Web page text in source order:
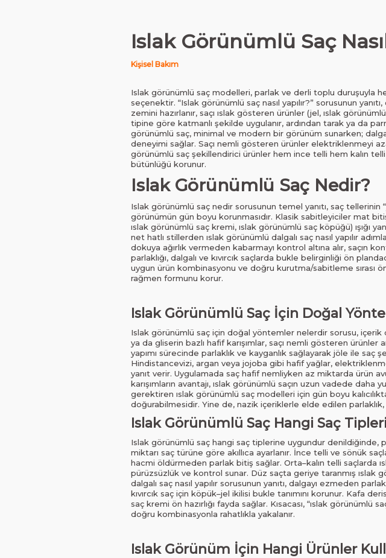
Islak Görünümlü Saç Nasıl
Kişisel Bakım
Islak görünümlü saç modelleri, parlak ve derli toplu duruşuyla
seçenektir. “Islak görünümlü saç nasıl yapılır?” sorusunun
zemini hazırlanır, saçı ıslak gösteren ürünler (jel, ıslak
tipine göre katmanlı şekilde uygulanır, ardından tarak ya da
görünümlü saç, minimal ve modern bir görünüm sunarken;
deneyimi sağlar. Saçı nemli gösteren ürünler elektriklenmeyi
görünümlü saç şekillendirici ürünler hem ince telli hem kalın
bütünlüğü korunur.
Islak Görünümlü Saç Nedir?
Islak görünümlü saç nedir sorusunun temel yanıtı, saç
görünümün gün boyu korunmasıdır. Klasik sabitleyiciler mat
ıslak görünümlü saç kremi, ıslak görünümlü saç köpüğü) ışığı
net hatlı stillerden ıslak görünümlü dalgalı saç nasıl yapılır
dokuya ağırlık vermeden kabarmayı kontrol altına alır, saçın
parlaklığı, dalgalı ve kıvırcık saçlarda bukle belirginliği ön
uygun ürün kombinasyonu ve doğru kurutma/sabitleme sırası
rağmen formunu korur.
Islak Görünümlü Saç İçin Doğal
Islak görünümlü saç için doğal yöntemler nelerdir sorusu, içerik
ya da gliserin bazlı hafif karışımlar, saçı nemli gösteren
yapımı sürecinde parlaklık ve kayganlık sağlayarak jöle ile
Hindistancevizi, argan veya jojoba gibi hafif yağlar,
yanıt verir. Uygulamada saç hafif nemliyken az miktarda ürün
karışımların avantajı, ıslak görünümlü saçın uzun vadede
gerektiren ıslak görünümlü saç modelleri için gün boyu
doğurabilmesidir. Yine de, nazik içeriklerle elde edilen
Islak Görünümlü Saç Hangi Saç
Islak görünümlü saç hangi saç tiplerine uygundur denildiğinde,
miktarı saç türüne göre akıllıca ayarlanır. İnce telli ve sönük
hacmi öldürmeden parlak bitiş sağlar. Orta–kalın telli saçlarda
pürüzsüzlük ve kontrol sunar. Düz saçta geriye taranmış ıslak
dalgalı saç nasıl yapılır sorusunun yanıtı, dalgayı ezmeden
kıvırcık saç için köpük–jel ikilisi bukle tanımını korunur. Kafa
saç kremi ön hazırlığı fayda sağlar. Kısacası, “ıslak görünümlü
doğru kombinasyonla rahatlıkla yakalanır.
Islak Görünüm İçin Hangi Ürünler